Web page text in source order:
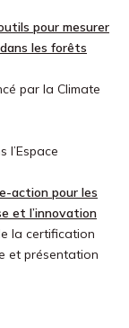
pour mesurer
les forêts
par la Climate
l’Espace
action pour les
et l’innovation
la certification
et présentation